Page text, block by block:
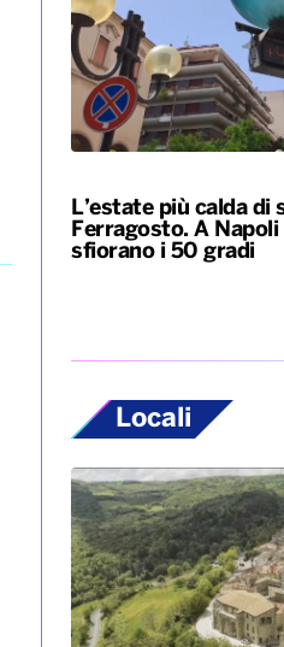
L’estate più calda di
Ferragosto. A
sfiorano i 50 gradi
Locali